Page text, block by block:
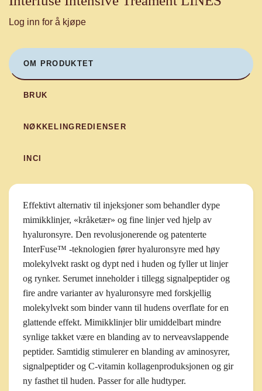
Log inn for å kjøpe
OM PRODUKTET
BRUK
NØKKELINGREDIENSER
INCI
Effektivt alternativ til injeksjoner som behandler dype
mimikklinjer, «kråketær» og fine linjer ved hjelp av
hyaluronsyre. Den revolusjonerende og patenterte
InterFuse™ -teknologien fører hyaluronsyre med høy
molekylvekt raskt og dypt ned i huden og fyller ut linjer
og rynker. Serumet inneholder i tillegg signalpeptider og
fire andre varianter av hyaluronsyre med forskjellig
molekylvekt som binder vann til hudens overflate for en
glattende effekt. Mimikklinjer blir umiddelbart mindre
synlige takket være en blanding av to nerveavslappende
peptider. Samtidig stimulerer en blanding av aminosyrer,
signalpeptider og C-vitamin kollagenproduksjonen og gir
ny fasthet til huden. Passer for alle hudtyper.